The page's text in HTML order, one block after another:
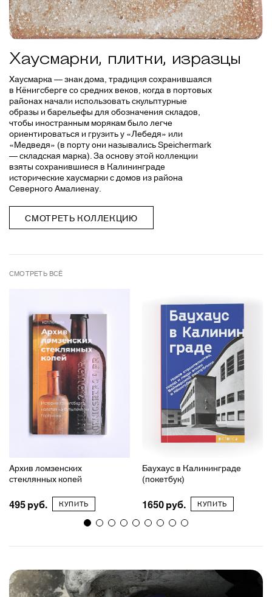
Хаусмарки, плитки, изразцы
Хаусмарка — знак дома, традиция сохранившаяся
в Кёнигсберге со средних веков, когда в портовых
районах начали использовать скульптурные
образы и барельефы для обозначения складов,
чтобы иностранным морякам было легче
ориентироваться и грузить у «Лебедя» или
«Медведя» (в порту они назывались Speichermark
— cкладская марка). За основу этой коллекции
взяты сохранившиеся в Калининграде
исторические хаусмарки с домов из района
Северного Амалиенау.
СМОТРЕТЬ КОЛЛЕКЦИЮ
СМОТРЕТЬ ВСЁ
Архив ломзенских
стеклянных копей
495 КУПИТЬ
Баухаус в Калининграде
(покетбук)
1650 КУПИТЬ